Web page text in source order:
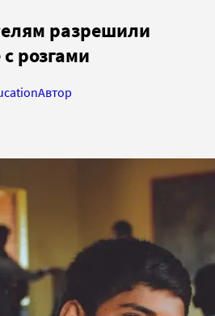
разрешили
розгами
Автор